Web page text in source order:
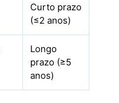
Curto prazo
(≤2 anos)
Longo
prazo (≥5
anos)